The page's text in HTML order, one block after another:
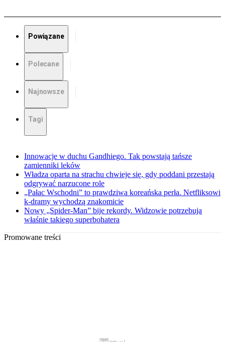
Powiązane
Polecane
Najnowsze
Tagi
Innowacje w duchu Gandhiego. Tak powstają tańsze
zamienniki leków
Władza oparta na strachu chwieje się, gdy poddani przestają
odgrywać narzucone role
„Pałac Wschodni” to prawdziwa koreańska perła. Netfliksowi
k-dramy wychodzą znakomicie
Nowy „Spider-Man” bije rekordy. Widzowie potrzebują
właśnie takiego superbohatera
Promowane treści